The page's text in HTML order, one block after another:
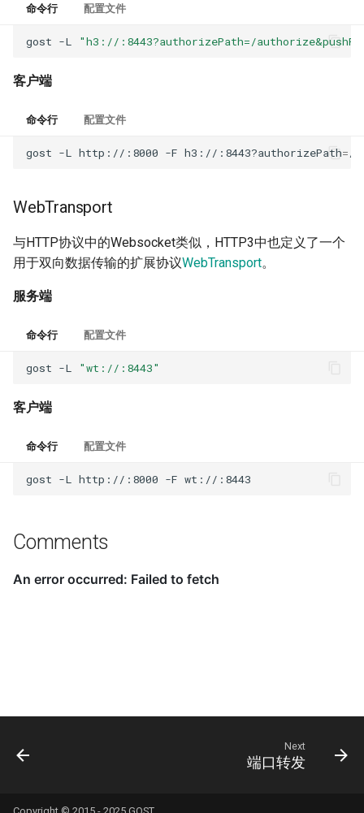
命令行 配置文件
gost -L "h3://:8443?authorizePath=/
客户端
命令行 配置文件
gost -L http://:8000 -F h3://:8443?authorizePath=/
WebTransport
与HTTP协议中的Websocket类似，HTTP3中也定义了一个
用于双向数据传输的扩展协议WebTransport。
服务端
命令行 配置文件
gost -L "wt://:8443"
客户端
命令行 配置文件
gost -L http://:8000 -F
Comments
Next
端口转发